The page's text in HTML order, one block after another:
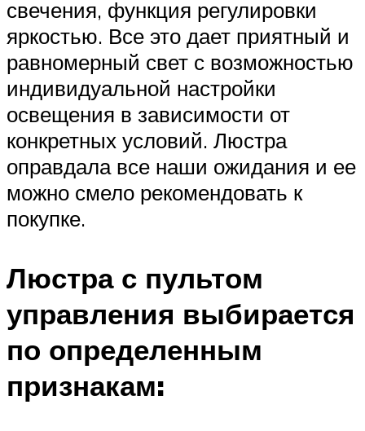
свечения, функция регулировки
яркостью. Все это дает приятный и
равномерный свет с возможностью
индивидуальной настройки
освещения в зависимости от
конкретных условий. Люстра
оправдала все наши ожидания и ее
можно смело рекомендовать к
покупке.
Люстра с пультом
управления выбирается
по определенным
признакам: